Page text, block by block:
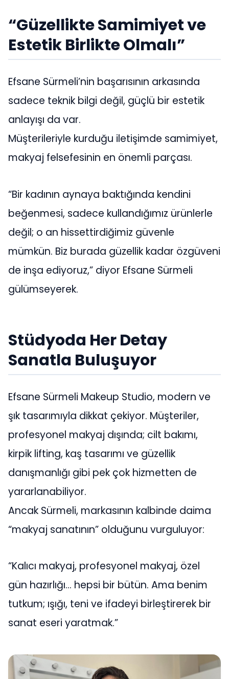
“Güzellikte Samimiyet ve
Estetik Birlikte Olmalı”
Efsane Sürmeli’nin başarısının arkasında
sadece teknik bilgi değil, güçlü bir estetik
anlayışı da var.
Müşterileriyle kurduğu iletişimde samimiyet,
makyaj felsefesinin en önemli parçası.
“Bir kadının aynaya baktığında kendini
beğenmesi, sadece kullandığımız ürünlerle
değil; o an hissettirdiğimiz güvenle
mümkün. Biz burada güzellik kadar özgüveni
de inşa ediyoruz,” diyor Efsane Sürmeli
gülümseyerek.
Stüdyoda Her Detay
Sanatla Buluşuyor
Efsane Sürmeli Makeup Studio, modern ve
şık tasarımıyla dikkat çekiyor. Müşteriler,
profesyonel makyaj dışında; cilt bakımı,
kirpik lifting, kaş tasarımı ve güzellik
danışmanlığı gibi pek çok hizmetten de
yararlanabiliyor.
Ancak Sürmeli, markasının kalbinde daima
“makyaj sanatının” olduğunu vurguluyor:
“Kalıcı makyaj, profesyonel makyaj, özel
gün hazırlığı… hepsi bir bütün. Ama benim
tutkum; ışığı, teni ve ifadeyi birleştirerek bir
sanat eseri yaratmak.”